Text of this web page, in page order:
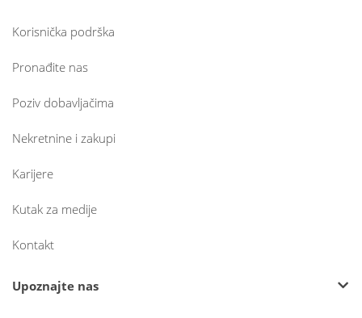
Korisnička podrška
Pronađite nas
Poziv dobavljačima
Nekretnine i zakupi
Karijere
Kutak za medije
Kontakt
Upoznajte nas